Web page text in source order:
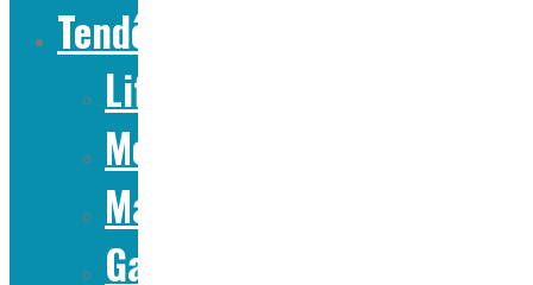
Tendências
Lifestyle
Moda
Marcas
Gadgets